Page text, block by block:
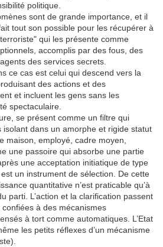
politique.
sont de grande importance, et il
tout son possible pour les récupérer à
qui les présente comme
accomplis par des fous, des
des services secrets.
ce cas est celui qui descend vers la
des actions et des
et incluent les gens sans les
spectaculaire.
se présent comme un filtre qui
isolant dans un amorphe et rigide statut
maison, employé, cadre moyen,
une passoire qui absorbe une partie
une acceptation initiatique de type
un instrument de sélection. De cette
quantitative n’est praticable qu’à
parti. L’action et la clarification passent
à des mécanismes
à tort comme automatiques. L’Etat
les petits réflexes d’un mécanisme